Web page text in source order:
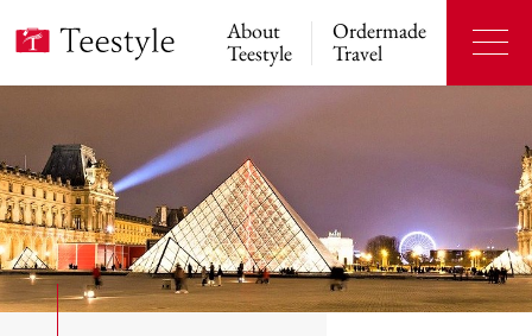
About
Teestyle
Ordermade
Travel